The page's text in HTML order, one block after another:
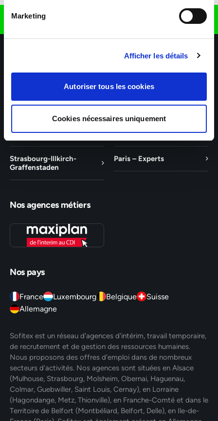
Marketing
Afficher les détails
Autoriser tous les cookies
Cookies nécessaires uniquement
Nos agencesNos secteurs d'activitéAide & Contact
Mulhouse – Experts Saint-Louis – Experts
Strasbourg-Illkirch-
Graffenstaden
Paris – Experts
Nos agences métiers
Nos pays
France Luxembourg Belgique
Suisse
Allemagne
Sofitex est un réseau d'agences d'intérim, travail temporaire,
de recrutement et de gestion des ressources humaines.
Nous proposons des offres d'emploi dans de nombreux
secteurs d'activités. Nos agences sont situées en Alsace
(Mulhouse, Strasbourg, Molsheim, Obernai, Haguenau,
Colmar, Guebwiller, Saint Louis, Cernay), en Lorraine
(Hagondange, Metz, Thionville), en Franche-Comté et dans le
Territoire de Belfort (Montbéliard, Belfort, Delle), en Ile-de-